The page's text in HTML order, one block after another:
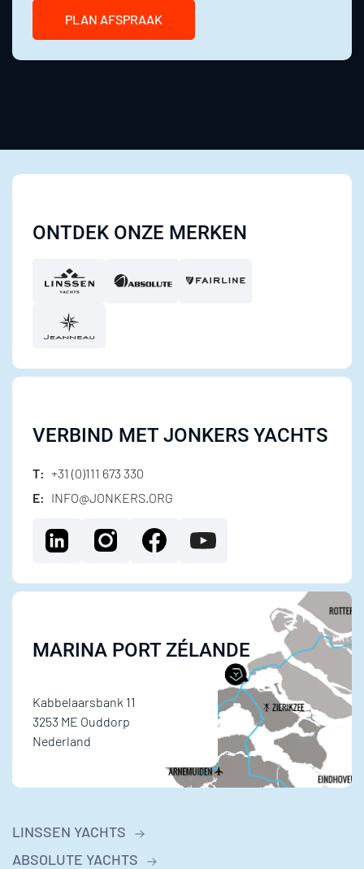
PLAN AFSPRAAK
ONTDEK ONZE MERKEN
VERBIND MET JONKERS YACHTS
T: +31 (0)111 673 330
E: INFO@JONKERS.ORG
MARINA PORT ZÉLANDE
Kabbelaarsbank 11
3253 ME Ouddorp
Nederland
LINSSEN YACHTS
ABSOLUTE YACHTS